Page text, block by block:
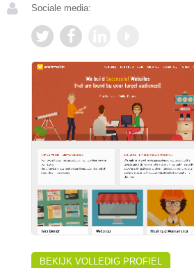
Sociale media:
BEKIJK VOLLEDIG PROFIEL